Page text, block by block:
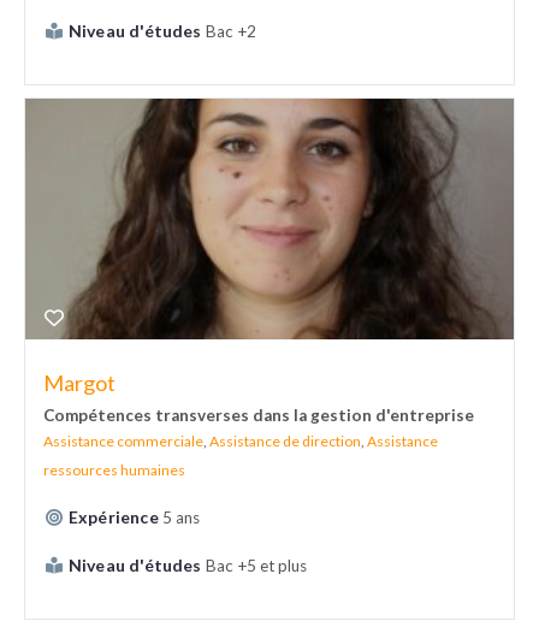
Niveau d'études Bac +2
Margot
Compétences transverses dans la gestion d'entreprise
Assistance commerciale, Assistance de direction, Assistance
ressources humaines
Expérience 5 ans
Niveau d'études Bac +5 et plus